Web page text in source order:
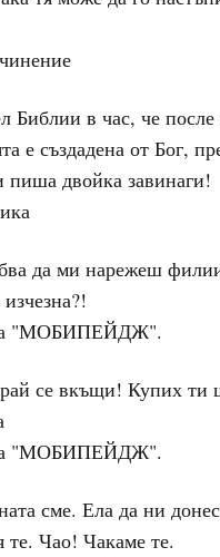
Библии в час, че
е създадена от Бог,
двойка завинаги!
да ми нарежеш
"МОБИПЕЙДЖ".
се вкъщи! Купих ти
"МОБИПЕЙДЖ".
сме. Ела да ни
те. Чао! Чакаме те.